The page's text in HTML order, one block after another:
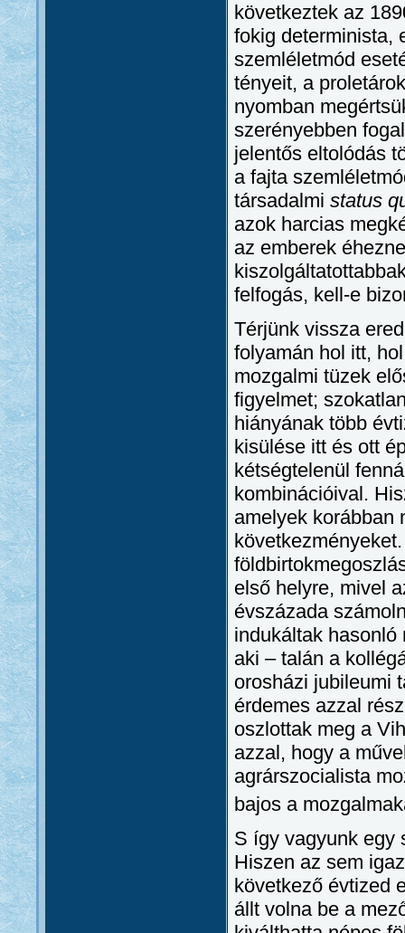
következtek az
fokig determinista,
szemléletmód
tényeit, a
nyomban
szerényebben
jelentős eltolódás
a fajta
társadalmi status
azok harcias
az emberek
felfogás, kell-e
Térjünk vissza
folyamán hol itt,
mozgalmi tüzek
figyelmet;
hiányának több
kisülése itt és ott
kétségtelenül
kombinációival.
amelyek korábban
első helyre, mivel
évszázada
indukáltak
aki – talán a
orosházi jubileumi
érdemes azzal
oszlottak meg a
azzal, hogy a
agrárszocialista
bajos a
S így vagyunk egy
Hiszen az sem
következő évtized
állt volna be a